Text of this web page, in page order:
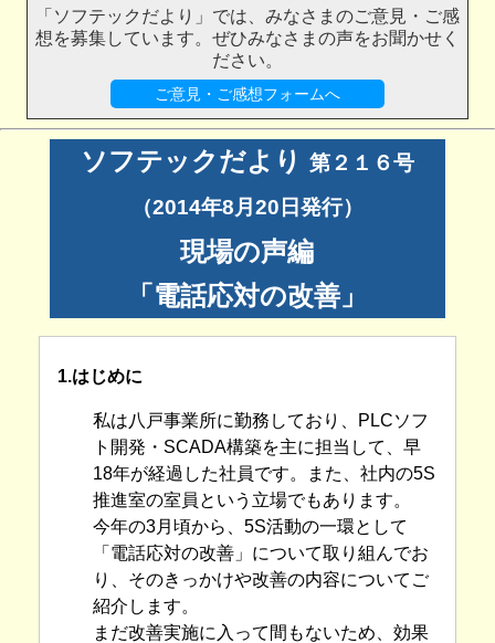
「ソフテックだより」では、みなさまのご意見・ご感
想を募集しています。ぜひみなさまの声をお聞かせく
ださい。
ご意見・ご感想フォームへ
ソフテックだより
第２１６号
（2014年8月20日発行）
現場の声編
「電話応対の改善」
1.はじめに
私は八戸事業所に勤務しており、PLCソフ
ト開発・SCADA構築を主に担当して、早
18年が経過した社員です。また、社内の5S
推進室の室員という立場でもあります。
今年の3月頃から、5S活動の一環として
「電話応対の改善」について取り組んでお
り、そのきっかけや改善の内容についてご
紹介します。
まだ改善実施に入って間もないため、効果